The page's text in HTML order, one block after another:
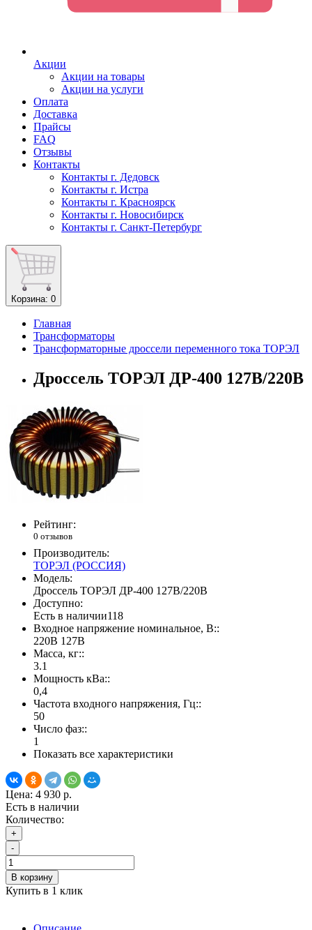
Акции
Акции на товары
Акции на услуги
Оплата
Доставка
Прайсы
FAQ
Отзывы
Контакты
Контакты г. Дедовск
Контакты г. Истра
Контакты г. Красноярск
Контакты г. Новосибирск
Контакты г. Санкт-Петербург
Корзина: 0
Главная
Трансформаторы
Трансформаторные дроссели переменного тока ТОРЭЛ
Дроссель ТОРЭЛ ДР-400 127В/220В
Рейтинг:
0 отзывов
Производитель:
ТОРЭЛ (РОССИЯ)
Модель:
Дроссель ТОРЭЛ ДР-400 127В/220В
Доступно:
Есть в наличии118
Входное напряжение номинальное, В::
220В 127В
Масса, кг::
3.1
Мощность кВа::
0,4
Частота входного напряжения, Гц::
50
Число фаз::
1
Показать все характеристики
Цена: 4 930 р.
Есть в наличии
Количество:
+
-
В корзину
Купить в 1 клик